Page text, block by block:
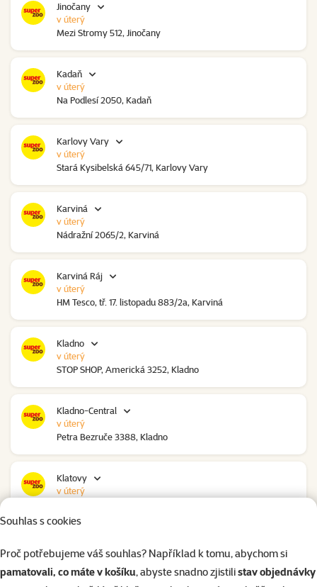
Souhlas s cookies
Proč potřebujeme váš souhlas? Například k tomu, abychom si
pamatovali, co máte v košíku, abyste snadno zjistilistav objednávky
Jinočany
Mezi Stromy 512, Jinočany
v úterý
Kadaň
Na Podlesí 2050, Kadaň
v úterý
Karlovy Vary
Stará Kysibelská 645/71, Karlovy Vary
v úterý
Karviná
Nádražní 2065/2, Karviná
v úterý
Karviná Ráj
HM Tesco, tř. 17. listopadu 883/2a, Karviná
v úterý
Kladno
STOP SHOP, Americká 3252, Kladno
v úterý
Kladno-Central
Petra Bezruče 3388, Kladno
v úterý
Klatovy
v úterý
Polepská 979, Kolín
v úterý